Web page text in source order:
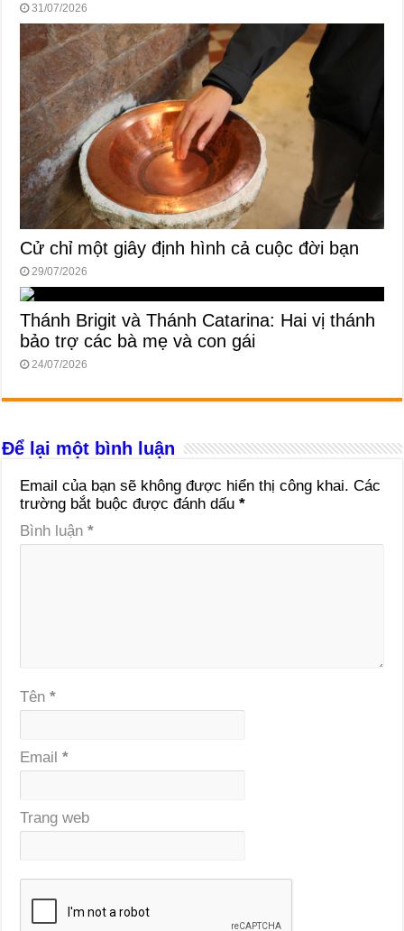
31/07/2026
Cử chỉ một giây định hình cả cuộc đời bạn
29/07/2026
Thánh Brigit và Thánh Catarina: Hai vị thánh
bảo trợ các bà mẹ và con gái
24/07/2026
Để lại một bình luận
Email của bạn sẽ không được hiển thị công khai. Các
trường bắt buộc được đánh dấu*
Bình luận*
Tên*
Email*
Trang web